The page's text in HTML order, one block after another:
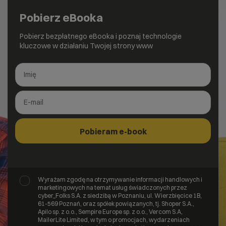
Pobierz eBooka
Pobierz bezpłatnego eBooka i poznaj technologie
kluczowe w działaniu Twojej strony www
E-booki formularz
Imię
E-mail
Pobieram e-book
Umowy i oświadczenia
Wyrażam zgodę na otrzymywanie informacji handlowych i
marketingowych na temat usług świadczonych przez
cyber_Folks S.A. z siedzibą w Poznaniu, ul. Wierzbięcice 1B,
61-569 Poznań, oraz spółek powiązanych, tj. Shoper S.A.,
Apilo sp. z o.o., Sempire Europe sp. z o.o., Vercom S.A,
MailerLite Limited, w tym o promocjach, wydarzeniach